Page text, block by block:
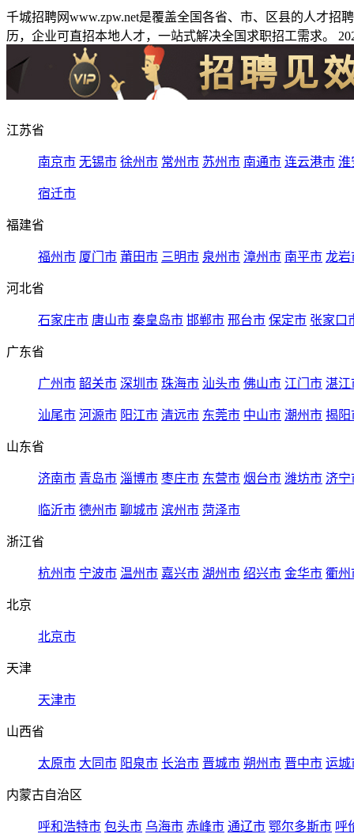
千城招聘网www.zpw.net是覆盖全国各省、市、区县的人才
历，企业可直招本地人才，一站式解决全国求职招工需求。
江苏省
南京市 无锡市 徐州市 常州市 苏州市 南通市 连云港市 淮
宿迁市
福建省
福州市 厦门市 莆田市 三明市 泉州市 漳州市 南平市 龙岩
河北省
石家庄市 唐山市 秦皇岛市 邯郸市 邢台市 保定市 张家口
广东省
广州市 韶关市 深圳市 珠海市 汕头市 佛山市 江门市 湛江
汕尾市 河源市 阳江市 清远市 东莞市 中山市 潮州市 揭阳
山东省
济南市 青岛市 淄博市 枣庄市 东营市 烟台市 潍坊市 济宁
临沂市 德州市 聊城市 滨州市 菏泽市
浙江省
杭州市 宁波市 温州市 嘉兴市 湖州市 绍兴市 金华市 衢州
北京
北京市
天津
天津市
山西省
太原市 大同市 阳泉市 长治市 晋城市 朔州市 晋中市 运城
内蒙古自治区
呼和浩特市 包头市 乌海市 赤峰市 通辽市 鄂尔多斯市 呼